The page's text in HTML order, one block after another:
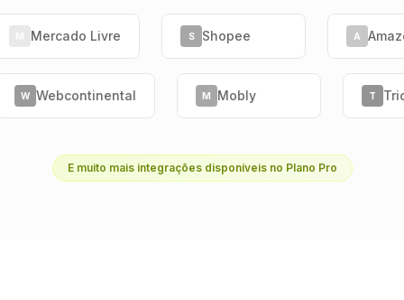
Mercado Livre S Shopee A
W Webcontinental M Mobly T
E muito mais integrações disponíveis no Plano Pro